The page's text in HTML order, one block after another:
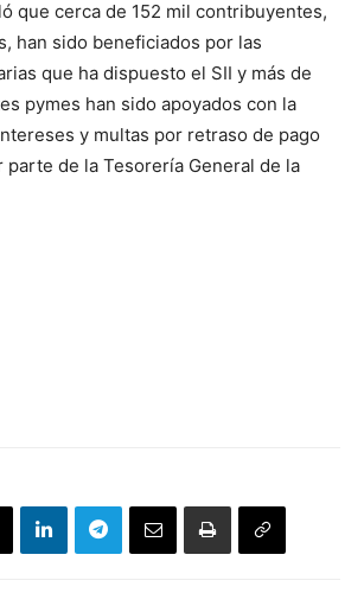
que cerca de 152 mil contribuyentes,
han sido beneficiados por las
que ha dispuesto el SII y más de
pymes han sido apoyados con la
y multas por retraso de pago
de la Tesorería General de la